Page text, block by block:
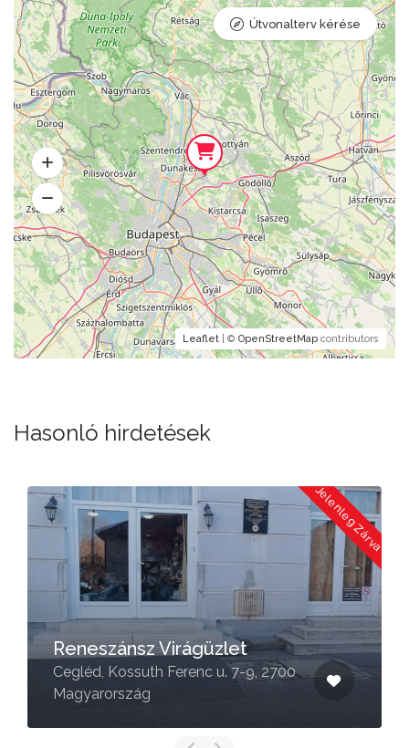
Leaflet | © OpenStreetMap contributors
Útvonalterv kérése
Hasonló hirdetések
Jelenleg Zárva
Reneszánsz Virágüzlet
Cegléd, Kossuth Ferenc u. 7-9, 2700
Magyarország